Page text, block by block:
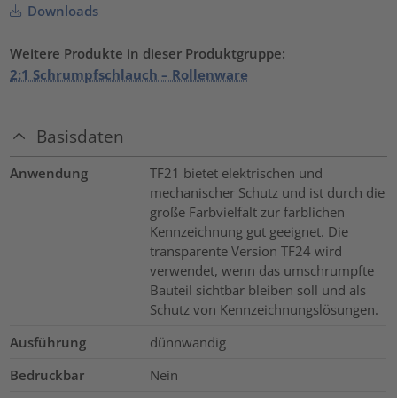
Downloads
Weitere Produkte in dieser Produktgruppe:
2:1 Schrumpfschlauch – Rollenware
Basisdaten
Anwendung
TF21 bietet elektrischen und
mechanischer Schutz und ist durch die
große Farbvielfalt zur farblichen
Kennzeichnung gut geeignet. Die
transparente Version TF24 wird
verwendet, wenn das umschrumpfte
Bauteil sichtbar bleiben soll und als
Schutz von Kennzeichnungslösungen.
Ausführung
dünnwandig
Bedruckbar
Nein